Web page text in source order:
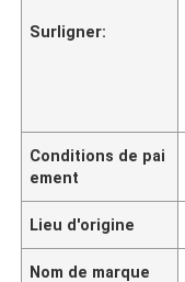
Surligner:
Conditions de pai
ement
Lieu d'origine
Nom de marque